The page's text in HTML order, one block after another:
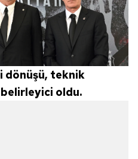
dönüşü, teknik
oldu.